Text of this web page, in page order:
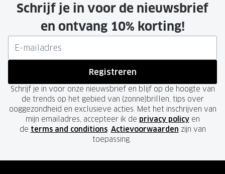
Schrijf je in voor de nieuwsbrief
en ontvang 10% korting!
Registreren
Schrijf je in voor onze nieuwsbrief en blijf op de hoogte van
de trends op het gebied van (zonne)brillen, tips over
ooggezondheid en exclusieve acties. Met het inschrijven van
mijn emailadres, accepteer ik de privacy policyen
de terms and conditions. Actievoorwaarden zijn van
toepassing.